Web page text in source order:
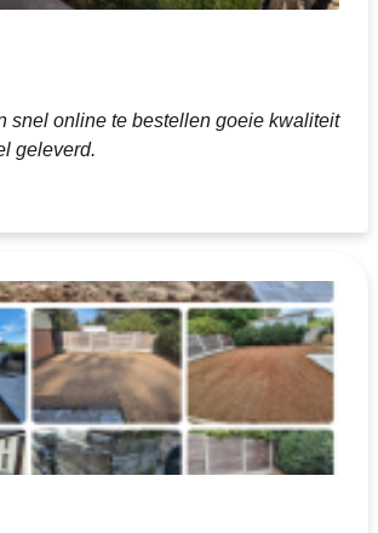
snel online te bestellen goeie kwaliteit
geleverd.